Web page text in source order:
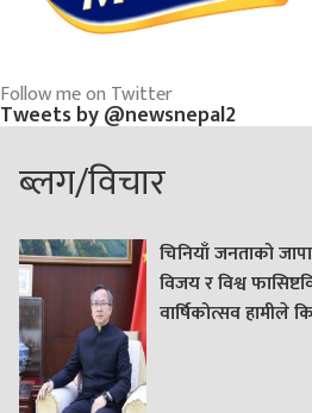
Follow me on Twitter
Tweets by @newsnepal2
ब्लग/विचार
चिनियाँ जनताको
विजय र विश्व
वार्षिकोत्सव हामीले